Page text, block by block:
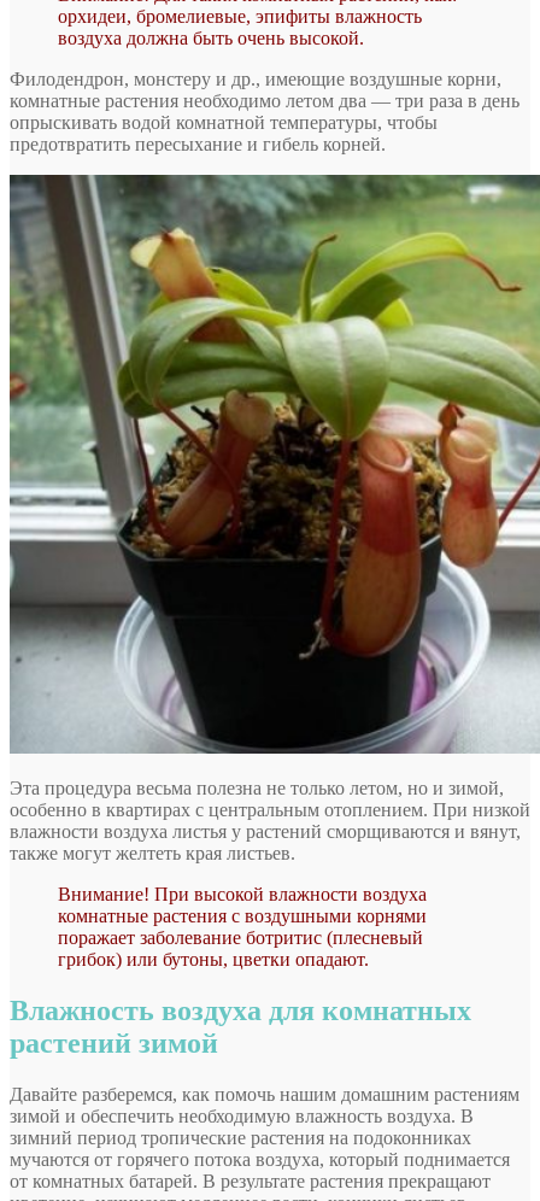
орхидеи, бромелиевые, эпифиты влажность
воздуха должна быть очень высокой.
Филодендрон, монстеру и др., имеющие воздушные корни,
комнатные растения необходимо летом два — три раза в день
опрыскивать водой комнатной температуры, чтобы
предотвратить пересыхание и гибель корней.
Эта процедура весьма полезна не только летом, но и зимой,
особенно в квартирах с центральным отоплением. При низкой
влажности воздуха листья у растений сморщиваются и вянут,
также могут желтеть края листьев.
Внимание! При высокой влажности воздуха
комнатные растения с воздушными корнями
поражает заболевание ботритис (плесневый
грибок) или бутоны, цветки опадают.
Влажность воздуха для комнатных
растений зимой
Давайте разберемся, как помочь нашим домашним растениям
зимой и обеспечить необходимую влажность воздуха. В
зимний период тропические растения на подоконниках
мучаются от горячего потока воздуха, который поднимается
от комнатных батарей. В результате растения прекращают